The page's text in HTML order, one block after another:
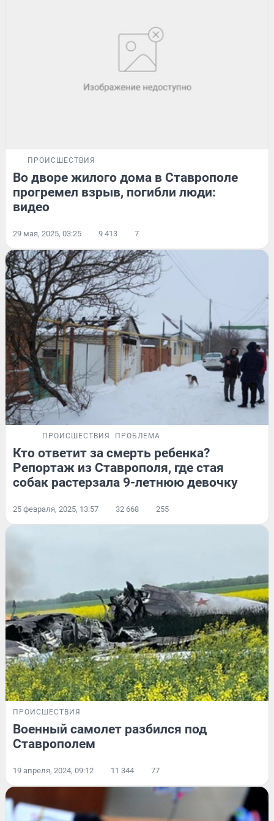
ПРОИСШЕСТВИЯ
Во дворе жилого дома в Ставрополе
прогремел взрыв, погибли люди:
видео
29 мая, 2025, 03:25 9 413 7
ПРОИСШЕСТВИЯ ПРОБЛЕМА
Кто ответит за смерть ребенка?
Репортаж из Ставрополя, где стая
собак растерзала 9-летнюю девочку
25 февраля, 2025, 13:57 32 668 255
ПРОИСШЕСТВИЯ
Военный самолет разбился под
Ставрополем
19 апреля, 2024, 09:12 11 344 77